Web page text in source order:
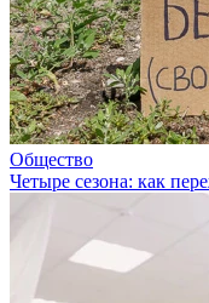
Общество
Четыре сезона: как